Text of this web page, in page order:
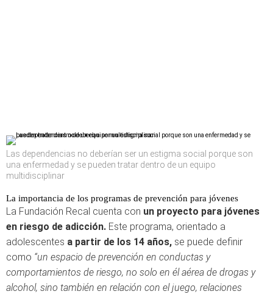
Las dependencias no deberían ser un estigma social porque son
una enfermedad y se pueden tratar dentro de un equipo
multidisciplinar
La importancia de los programas de prevención para jóvenes
La Fundación Recal cuenta con un proyecto para jóvenes
en riesgo de adicción. Este programa, orientado a
adolescentes a partir de los 14 años, se puede definir
como “un espacio de prevención en conductas y
comportamientos de riesgo, no solo en él aérea de drogas y
alcohol, sino también en relación con el juego, relaciones